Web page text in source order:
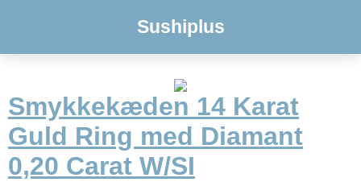
Sushiplus
Smykkekæden 14 Karat
Guld Ring med Diamant
0,20 Carat W/SI